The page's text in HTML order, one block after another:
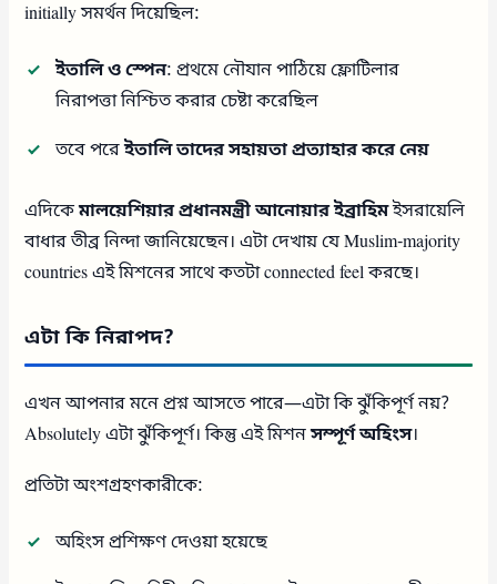
initially সমর্থন দিয়েছিল:
ইতালি ও স্পেন: প্রথমে নৌযান পাঠিয়ে ফ্লোটিলার
নিরাপত্তা নিশ্চিত করার চেষ্টা করেছিল
তবে পরেইতালি তাদের সহায়তা প্রত্যাহার করে নেয়
এদিকেমালয়েশিয়ার প্রধানমন্ত্রী আনোয়ার ইব্রাহিমইসরায়েলি
বাধার তীব্র নিন্দা জানিয়েছেন। এটা দেখায় যে Muslim-majority
countries এই মিশনের সাথে কতটা connected feel করছে।
এটা কি নিরাপদ?
এখন আপনার মনে প্রশ্ন আসতে পারে—এটা কি ঝুঁকিপূর্ণ নয়?
Absolutely এটা ঝুঁকিপূর্ণ। কিন্তু এই মিশনসম্পূর্ণ অহিংস।
প্রতিটা অংশগ্রহণকারীকে:
অহিংস প্রশিক্ষণ দেওয়া হয়েছে